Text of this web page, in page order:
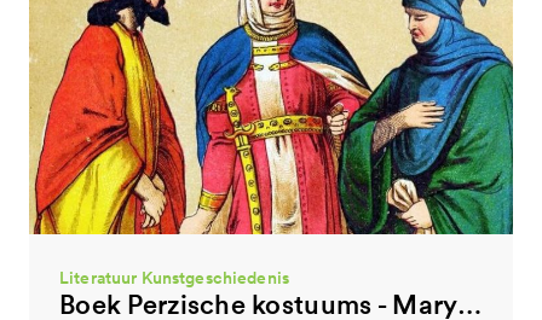
Jeugdtheater
Hetpaarddatvliegt
Hetpaarddatvliegt profileert zich als het enige jeugdtheatergezelschap in Eindhoven. Met humor, beeldende vondsten en een…
Literatuur Kunstgeschiedenis
Boek Perzische kostuums - Mary Entez